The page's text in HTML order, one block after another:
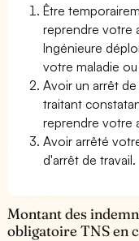
Être
reprendre votre
Ingénieure
votre maladie
Avoir un arrêt
traitant
reprendre votre
Avoir arrêté
d'arrêt de travail.
Montant des
obligatoire TNS en